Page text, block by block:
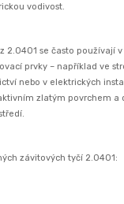
vodivost.
2.0401 se často používají
prvky – například ve
nebo v elektrických
zlatým povrchem a
závitových tyčí 2.0401: